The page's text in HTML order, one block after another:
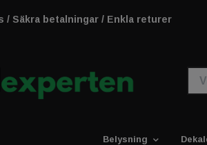
/ Säkra betalningar / Enkla returer
Belysning